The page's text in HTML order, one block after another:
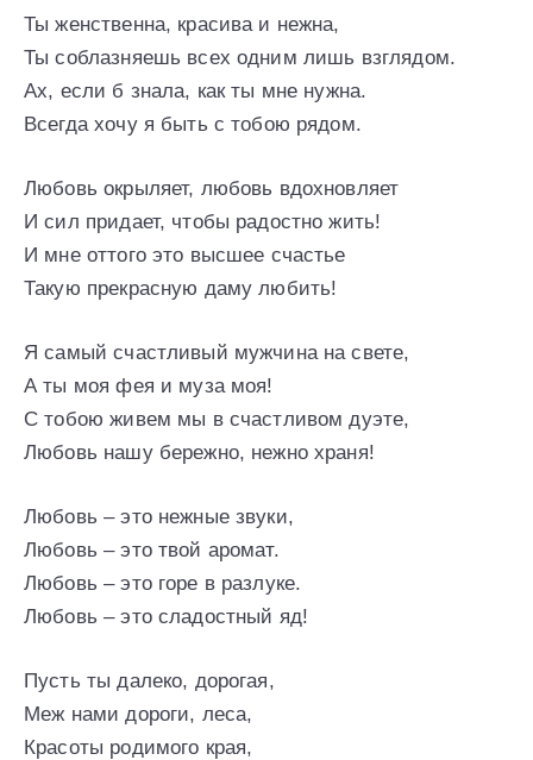
Ты женственна, красива и нежна,
Ты соблазняешь всех одним лишь взглядом.
Ах, если б знала, как ты мне нужна.
Всегда хочу я быть с тобою рядом.
Любовь окрыляет, любовь вдохновляет
И сил придает, чтобы радостно жить!
И мне оттого это высшее счастье
Такую прекрасную даму любить!
Я самый счастливый мужчина на свете,
А ты моя фея и муза моя!
С тобою живем мы в счастливом дуэте,
Любовь нашу бережно, нежно храня!
Любовь – это нежные звуки,
Любовь – это твой аромат.
Любовь – это горе в разлуке.
Любовь – это сладостный яд!
Пусть ты далеко, дорогая,
Меж нами дороги, леса,
Красоты родимого края,